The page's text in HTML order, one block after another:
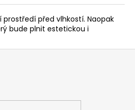
před vlhkostí. Naopak
bude plnit estetickou i